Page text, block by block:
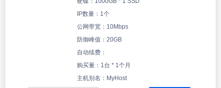
IP数量： 1个
公网带宽： 10Mbps
防御峰值： 20GB
自动续费：
购买量： 1台 * 1个月
主机别名： MyHost